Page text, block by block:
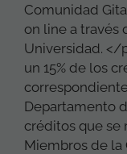
Comunidad
on line a través
Universidad. </
un 15% de los
Departamento
créditos que se
Miembros de la